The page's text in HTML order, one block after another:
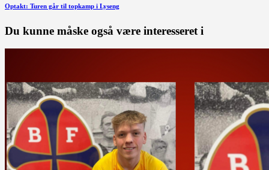
Næste
Optakt: Turen går til topkamp i Lyseng
Du kunne måske også være interesseret i